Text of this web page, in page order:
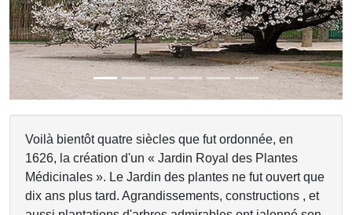
Voilà bientôt quatre siècles que fut ordonnée, en
1626, la création d'un « Jardin Royal des Plantes
Médicinales ». Le Jardin des plantes ne fut ouvert que
dix ans plus tard. Agrandissements, constructions , et